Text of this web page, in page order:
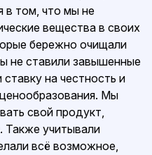
в том, что мы не
вещества в своих
бережно очищали
не ставили завышенные
на честность и
Мы
свой продукт,
Также учитывали
всё возможное,